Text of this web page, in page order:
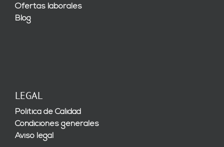
Ofertas laborales
Blog
LEGAL
Política de Calidad
Condiciones generales
Aviso legal